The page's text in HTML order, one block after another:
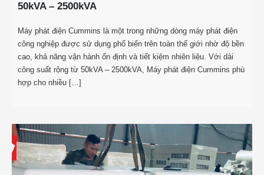
50kVA – 2500kVA
Máy phát điện Cummins là một trong những dòng máy phát điện
công nghiệp được sử dụng phổ biến trên toàn thế giới nhờ độ bền
cao, khả năng vận hành ổn định và tiết kiệm nhiên liệu. Với dải
công suất rộng từ 50kVA – 2500kVA, Máy phát điện Cummins phù
hợp cho nhiều […]